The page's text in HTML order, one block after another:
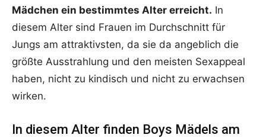
Mädchen ein bestimmtes Alter erreicht. In
diesem Alter sind Frauen im Durchschnitt für
Jungs am attraktivsten, da sie da angeblich die
größte Ausstrahlung und den meisten Sexappeal
haben, nicht zu kindisch und nicht zu erwachsen
wirken.
In diesem Alter finden Boys Mädels am